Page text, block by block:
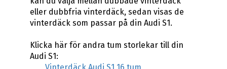
eller dubbfria vinterdäck, sedan visas de
vinterdäck som passar på din Audi S1.
Klicka här för andra tum storlekar till din
Audi S1: